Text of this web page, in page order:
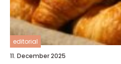
editorial
11. December 2025